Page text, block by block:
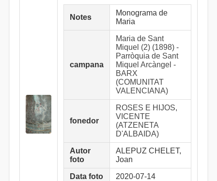
Notes
Monograma de
Maria
campana
Maria de Sant
Miquel (2) (1898) -
Parròquia de Sant
Miquel Arcàngel -
BARX
(COMUNITAT
VALENCIANA)
fonedor
ROSES E HIJOS,
VICENTE
(ATZENETA
D'ALBAIDA)
Autor
foto
ALEPUZ CHELET,
Joan
Data foto 2020-07-14